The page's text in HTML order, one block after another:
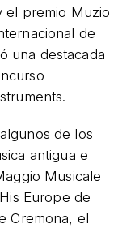
el premio Muzio
de
una destacada
de los
antigua e
Musicale
Europe de
Cremona, el